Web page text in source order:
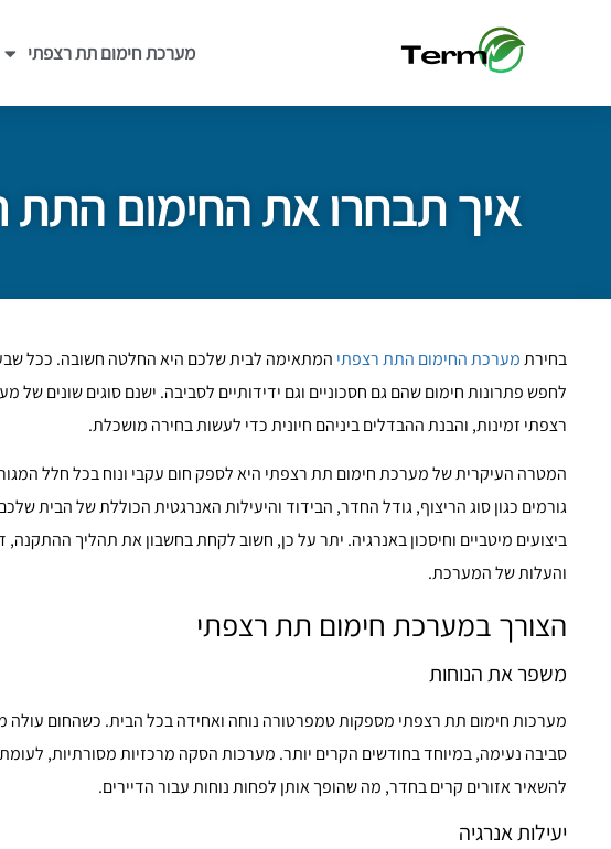
מערכת חימום תת רצפתי
איך תבחרו את החימום
בחירתמערכת החימום התת רצפתי המתאימה לבית שלכם היא החלטה חשובה. ככל
לחפש פתרונות חימום שהם גם חסכוניים וגם ידידותיים לסביבה. ישנם סוגים שונים של
רצפתי זמינות, והבנת ההבדלים ביניהם חיונית כדי לעשות בחירה מושכלת.
המטרה העיקרית של מערכת חימום תת רצפתי היא לספק חום עקבי ונוח בכל חלל
גורמים כגון סוג הריצוף, גודל החדר, הבידוד והיעילות האנרגטית הכוללת של הבית
ביצועים מיטביים וחיסכון באנרגיה. יתר על כן, חשוב לקחת בחשבון את תהליך
והעלות של המערכת.
הצורך במערכת חימום תת רצפתי
משפר את הנוחות
מערכות חימום תת רצפתי מספקות טמפרטורה נוחה ואחידה בכל הבית. כשהחום עולה
סביבה נעימה, במיוחד בחודשים הקרים יותר. מערכות הסקה מרכזיות מסורתיות,
להשאיר אזורים קרים בחדר, מה שהופך אותן לפחות נוחות עבור הדיירים.
יעילות אנרגיה